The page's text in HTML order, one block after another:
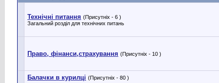
Технічні питання (Присутніх - 6 )
Загальний розділ для технічних питань
Право, фінанси,страхування (Присутніх - 10 )
Балачки в курилці (Присутніх - 80 )